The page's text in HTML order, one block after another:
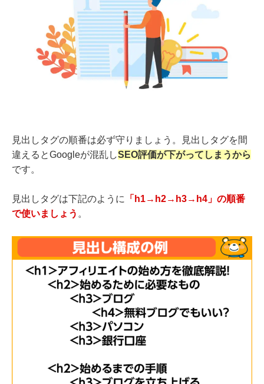
見出しタグの順番は必ず守りましょう。見出しタグを間
違えるとGoogleが混乱しSEO評価が下がってしまうから
です。
見出しタグは下記のように
「h1→h2→h3→h4」の順番
で使いましょう 。